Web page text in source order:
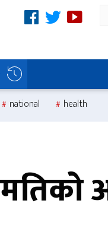
national health